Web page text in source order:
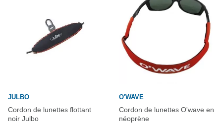
JULBO
Cordon de lunettes flottant
noir Julbo
O'WAVE
Cordon de lunettes O'wave en
néoprène